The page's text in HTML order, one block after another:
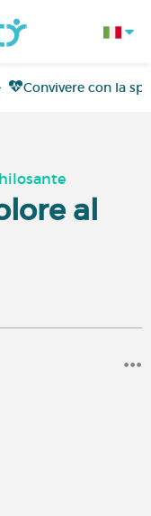
Convivere con la
al